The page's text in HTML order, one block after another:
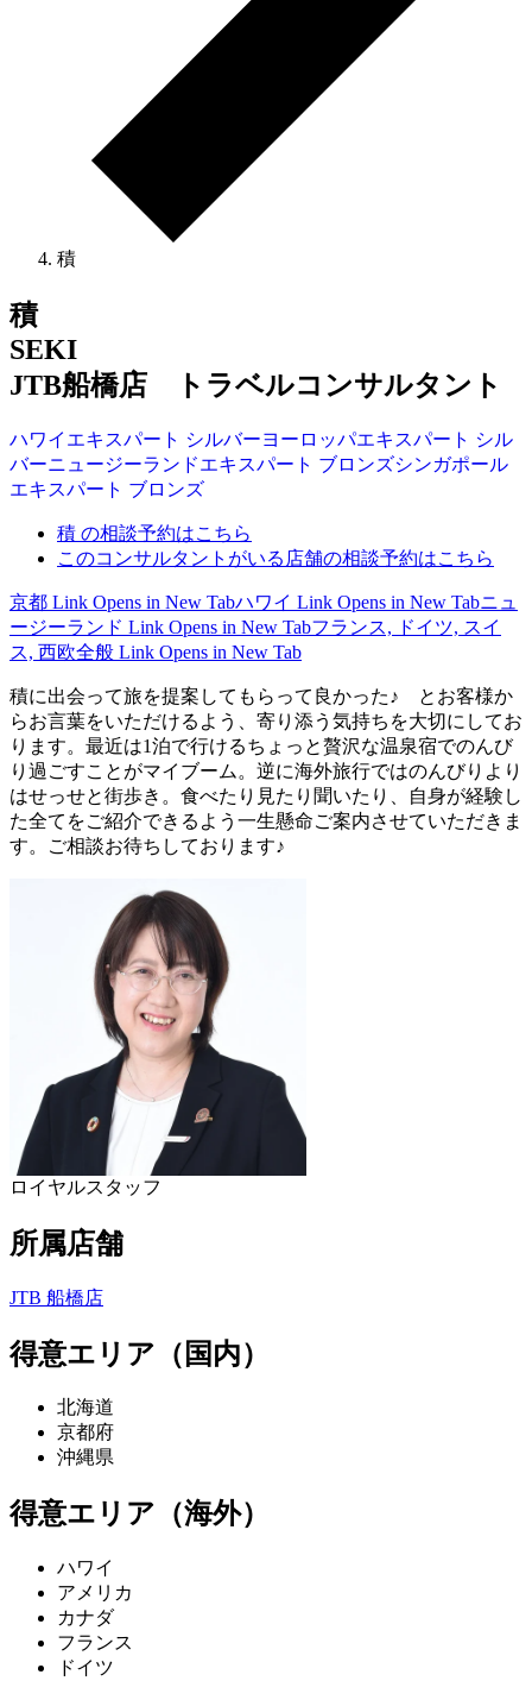
積
積
SEKI
JTB船橋店 トラベルコンサルタント
ハワイ エキスパート シルバーヨーロッパエキスパート シル
バーニュージーランドエキスパート ブロンズシンガポール
エキスパート ブロンズ
積 の相談予約はこちら
このコンサルタントがいる店舗の相談予約はこちら
京都 Link Opens in New Tabハワイ Link Opens in New Tabニュ
ージーランド Link Opens in New Tabフランス, ドイツ, スイ
ス, 西欧全般 Link Opens in New Tab
積に出会って旅を提案してもらって良かった♪ とお客様か
らお言葉をいただけるよう、寄り添う気持ちを大切にしてお
ります。最近は1泊で行けるちょっと贅沢な温泉宿でのんび
り過ごすことがマイブーム。逆に海外旅行ではのんびりより
はせっせと街歩き。食べたり見たり聞いたり、自身が経験し
た全てをご紹介できるよう一生懸命ご案内させていただきま
す。ご相談お待ちしております♪
ロイヤルスタッフ
所属店舗
JTB 船橋店
得意エリア（国内）
北海道
京都府
沖縄県
得意エリア（海外）
ハワイ
アメリカ
カナダ
フランス
ドイツ